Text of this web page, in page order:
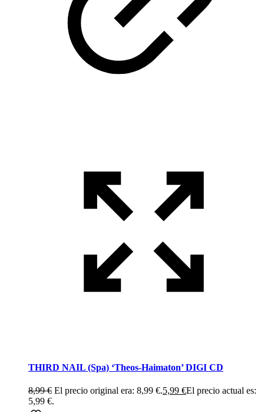
THIRD NAIL (Spa) ‘Theos-Haimaton’ DIGI CD
8,99€ El precio original era: 8,99 €.5,99 €El precio actual es:
5,99 €.